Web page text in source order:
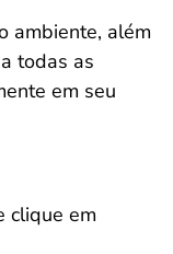
ambiente, além
todas as
em seu
clique em